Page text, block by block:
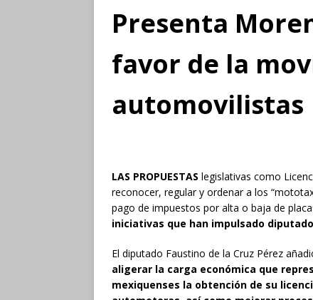
Presenta
favor de la
automovilistas
LAS PROPUESTAS legislativas como
reconocer, regular y ordenar a los
pago de impuestos por alta o baja de
iniciativas que han impulsado
El diputado Faustino de la Cruz Pérez
aligerar la carga económica que
mexiquenses la obtención de su